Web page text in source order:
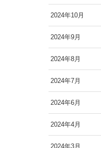
2024年10月
2024年9月
2024年8月
2024年7月
2024年6月
2024年4月
2024年3月